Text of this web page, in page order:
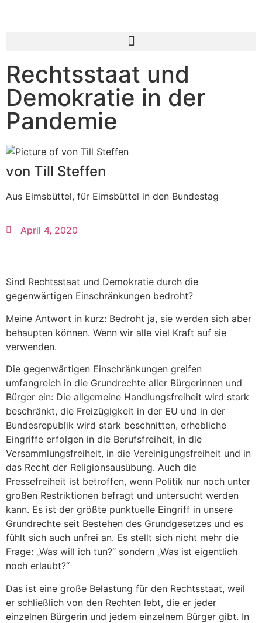
Rechtsstaat und
Demokratie in der
Pandemie
von Till Steffen
Aus Eimsbüttel, für Eimsbüttel in den Bundestag
April 4, 2020
Sind Rechtsstaat und Demokratie durch die
gegenwärtigen Einschränkungen bedroht?
Meine Antwort in kurz: Bedroht ja, sie werden sich aber
behaupten können. Wenn wir alle viel Kraft auf sie
verwenden.
Die gegenwärtigen Einschränkungen greifen
umfangreich in die Grundrechte aller Bürgerinnen und
Bürger ein: Die allgemeine Handlungsfreiheit wird stark
beschränkt, die Freizügigkeit in der EU und in der
Bundesrepublik wird stark beschnitten, erhebliche
Eingriffe erfolgen in die Berufsfreiheit, in die
Versammlungsfreiheit, in die Vereinigungsfreiheit und in
das Recht der Religionsausübung. Auch die
Pressefreiheit ist betroffen, wenn Politik nur noch unter
großen Restriktionen befragt und untersucht werden
kann. Es ist der größte punktuelle Eingriff in unsere
Grundrechte seit Bestehen des Grundgesetzes und es
fühlt sich auch unfrei an. Es stellt sich nicht mehr die
Frage: „Was will ich tun?“ sondern „Was ist eigentlich
noch erlaubt?“
Das ist eine große Belastung für den Rechtsstaat, weil
er schließlich von den Rechten lebt, die er jeder
einzelnen Bürgerin und jedem einzelnem Bürger gibt. In